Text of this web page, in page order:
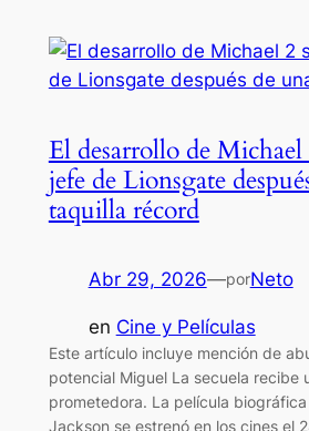
El desarrollo de
jefe de Lionsgate
taquilla récord
Abr 29, 2026—porNeto
en Cine y Películas
Este artículo incluye mención de
potencial Miguel La secuela recibe
prometedora. La película
Jackson se estrenó en los cines el